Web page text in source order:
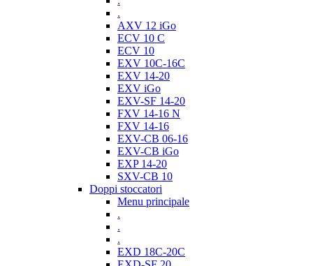
.
AXV 12 iGo
ECV 10 C
ECV 10
EXV 10C-16C
EXV 14-20
EXV iGo
EXV-SF 14-20
FXV 14-16 N
FXV 14-16
EXV-CB 06-16
EXV-CB iGo
EXP 14-20
SXV-CB 10
Doppi stoccatori
Menu principale
.
.
.
EXD 18C-20C